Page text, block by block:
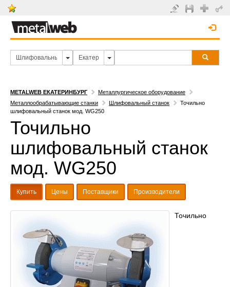
METALWEB ЕКАТЕРИНБУРГ
Металлургическое оборудование
Металлообрабатывающие станки
Шлифовальный станок
Точильно
шлифовальный станок мод. WG250
Точильно
шлифовальный станок
мод. WG250
Купить Цены Поставщики Производители
Точильно